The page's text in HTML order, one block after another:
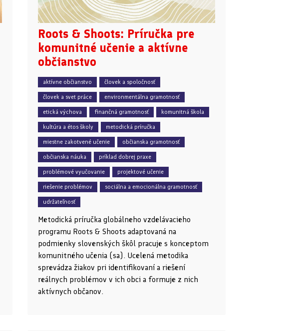
Roots & Shoots: Príručka pre
komunitné učenie a aktívne
občianstvo
aktívne občianstvo človek a spoločnosť
človek a svet práce environmentálna gramotnosť
etická výchova finančná gramotnosť komunitná škola
kultúra a étos školy metodická príručka
miestne zakotvené učenie občianska gramotnosť
občianska náuka príklad dobrej praxe
problémové vyučovanie projektové učenie
riešenie problémov sociálna a emocionálna gramotnosť
udržateľnosť
Metodická príručka globálneho vzdelávacieho
programu Roots & Shoots adaptovaná na
podmienky slovenských škôl pracuje s konceptom
komunitného učenia (sa). Ucelená metodika
sprevádza žiakov pri identifikovaní a riešení
reálnych problémov v ich obci a formuje z nich
aktívnych občanov.